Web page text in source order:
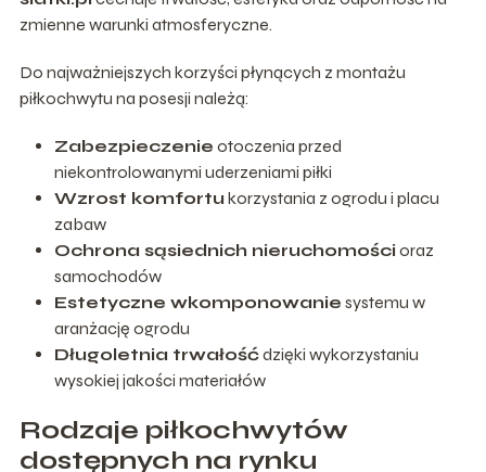
zmienne warunki atmosferyczne.
Do najważniejszych korzyści płynących z montażu
piłkochwytu na posesji należą:
Zabezpieczenie otoczenia przed
niekontrolowanymi uderzeniami piłki
Wzrost komfortu korzystania z ogrodu i placu
zabaw
Ochrona sąsiednich nieruchomości oraz
samochodów
Estetyczne wkomponowanie systemu w
aranżację ogrodu
Długoletnia trwałośćdzięki wykorzystaniu
wysokiej jakości materiałów
Rodzaje piłkochwytów
dostępnych na rynku